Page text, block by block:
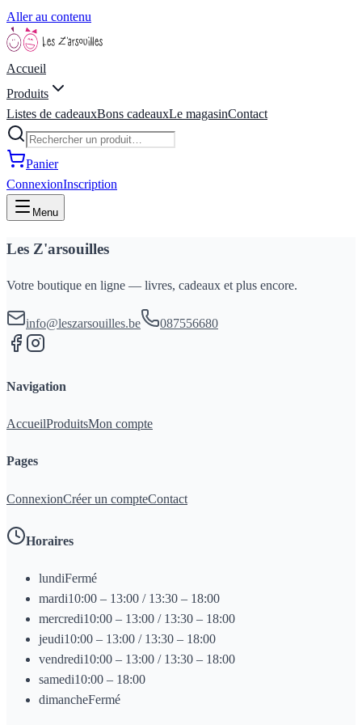
Aller au contenu
Accueil
Produits
Listes de cadeauxBons cadeauxLe magasinContact
Panier
ConnexionInscription
Menu
Les Z'arsouilles
Votre boutique en ligne — livres, cadeaux et plus encore.
info@leszarsouilles.be 087556680
Navigation
AccueilProduitsMon compte
Pages
ConnexionCréer un compteContact
Horaires
lundiFermé
mardi10:00 – 13:00 / 13:30 – 18:00
mercredi10:00 – 13:00 / 13:30 – 18:00
jeudi10:00 – 13:00 / 13:30 – 18:00
vendredi10:00 – 13:00 / 13:30 – 18:00
samedi10:00 – 18:00
dimancheFermé